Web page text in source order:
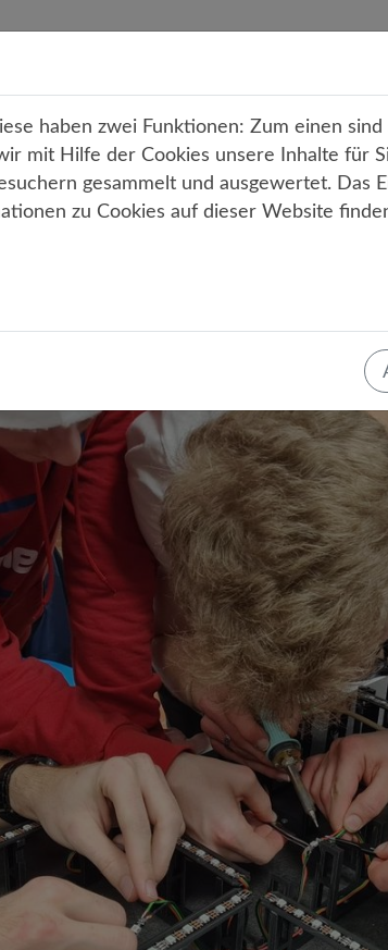
haben zwei Funktionen: Zum einen
mit Hilfe der Cookies unsere Inhalte für
gesammelt und ausgewertet. Das
zu Cookies auf dieser Website